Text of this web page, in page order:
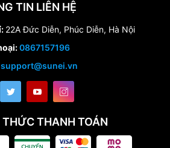
TIN LIÊN HỆ
22A Đức Diễn, Phúc Diễn, Hà Nội
0867157196
support@sunei.vn
THỨC THANH TOÁN